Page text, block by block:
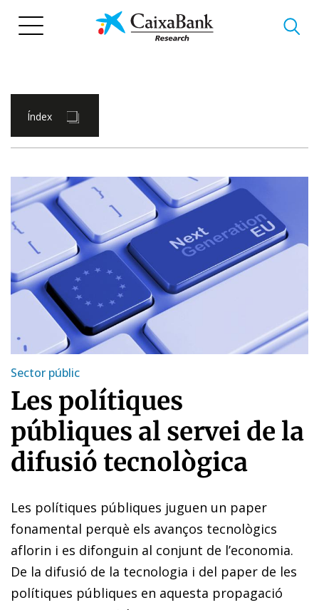
Índex
Sector públic
Les polítiques
públiques al servei de la
difusió tecnològica
Les polítiques públiques juguen un paper
fonamental perquè els avanços tecnològics
aflorin i es difonguin al conjunt de l’economia.
De la difusió de la tecnologia i del paper de les
polítiques públiques en aquesta propagació